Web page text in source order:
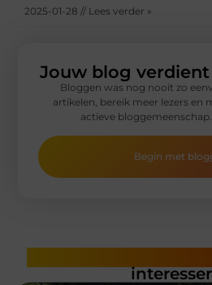
2025-01-28 // Lees verder »
Jouw blog
Bloggen was nog nooit zo
artikelen, bereik meer lezers en
actieve
Begin met